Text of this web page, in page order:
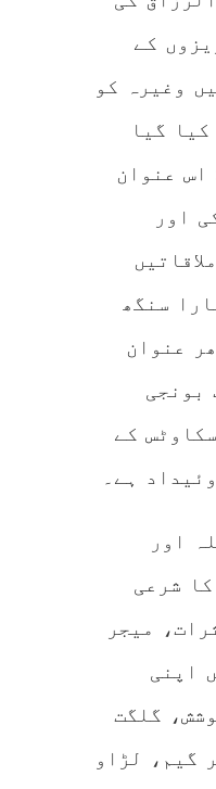
کے
وغیرہ کو
گیا
اس عنوان
اور
سنگھ
عنوان
بونجی
کے
ہے۔
اور
کا شرعی
میجر
اپنی
گلگت
گیم، لڑاو